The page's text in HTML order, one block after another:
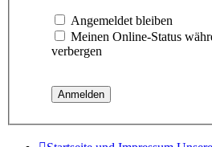
Angemeldet bleiben
Meinen Online-Status
verbergen